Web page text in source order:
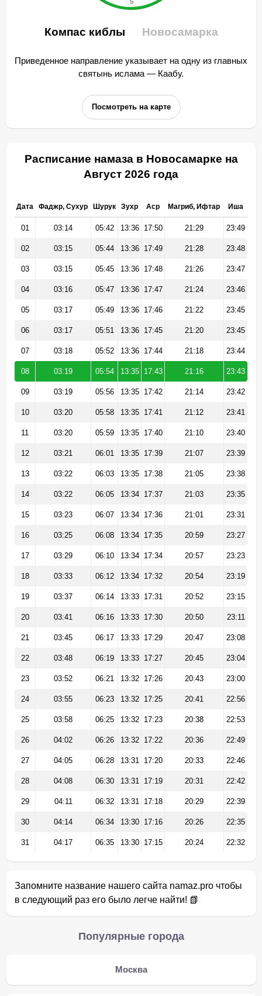
Компас киблы Новосамарка
Приведенное направление указывает на одну из главных
святынь ислама — Каабу.
Посмотреть на карте
Расписание намаза в Новосамарке на
Август 2026 года
Дата Фаджр, Сухур Шурук Зухр Аср Магриб, Ифтар Иша
01 03:14 05:42 13:36 17:50 21:29 23:49
02 03:15 05:44 13:36 17:49 21:28 23:48
03 03:15 05:45 13:36 17:48 21:26 23:47
04 03:16 05:47 13:36 17:47 21:24 23:46
05 03:17 05:49 13:36 17:46 21:22 23:45
06 03:17 05:51 13:36 17:45 21:20 23:45
07 03:18 05:52 13:36 17:44 21:18 23:44
08 03:19 05:54 13:35 17:43 21:16 23:43
09 03:19 05:56 13:35 17:42 21:14 23:42
10 03:20 05:58 13:35 17:41 21:12 23:41
11 03:20 05:59 13:35 17:40 21:10 23:40
12 03:21 06:01 13:35 17:39 21:07 23:39
13 03:22 06:03 13:35 17:38 21:05 23:38
14 03:22 06:05 13:34 17:37 21:03 23:35
15 03:23 06:07 13:34 17:36 21:01 23:31
16 03:25 06:08 13:34 17:35 20:59 23:27
17 03:29 06:10 13:34 17:34 20:57 23:23
18 03:33 06:12 13:34 17:32 20:54 23:19
19 03:37 06:14 13:33 17:31 20:52 23:15
20 03:41 06:16 13:33 17:30 20:50 23:11
21 03:45 06:17 13:33 17:29 20:47 23:08
22 03:48 06:19 13:33 17:27 20:45 23:04
23 03:52 06:21 13:32 17:26 20:43 23:00
24 03:55 06:23 13:32 17:25 20:41 22:56
25 03:58 06:25 13:32 17:23 20:38 22:53
26 04:02 06:26 13:32 17:22 20:36 22:49
27 04:05 06:28 13:31 17:20 20:33 22:46
28 04:08 06:30 13:31 17:19 20:31 22:42
29 04:11 06:32 13:31 17:18 20:29 22:39
30 04:14 06:34 13:30 17:16 20:26 22:35
31 04:17 06:35 13:30 17:15 20:24 22:32
Запомните название нашего сайта namaz.pro чтобы
в следующий раз его было легче найти! 📗
Популярные города
Москва